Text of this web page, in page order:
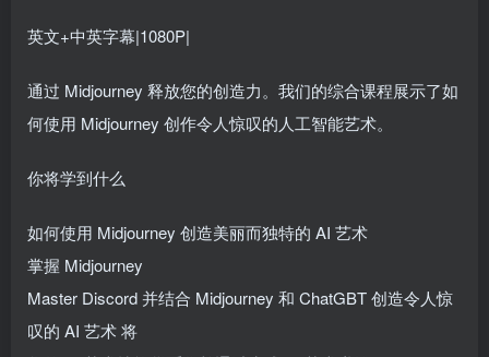
英文+中英字幕|1080P|
通过 Midjourney 释放您的创造力。我们的综合课程展示了如
何使用 Midjourney 创作令人惊叹的人工智能艺术。
你将学到什么
如何使用 Midjourney 创造美丽而独特的 AI 艺术
掌握 Midjourney
Master Discord 并结合 Midjourney 和 ChatGBT 创造令人惊
叹的 AI 艺术 将